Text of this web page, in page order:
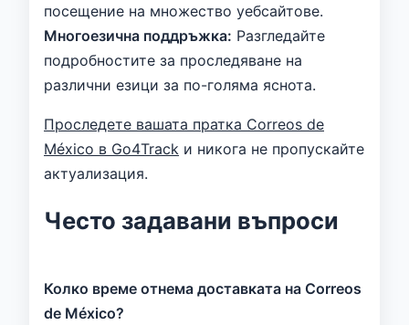
посещение на множество уебсайтове.
Многоезична поддръжка: Разгледайте
подробностите за проследяване на
различни езици за по-голяма яснота.
Проследете вашата пратка Correos de
México в Go4Track и никога не пропускайте
актуализация.
Често задавани въпроси
Колко време отнема доставката на Correos
de México?